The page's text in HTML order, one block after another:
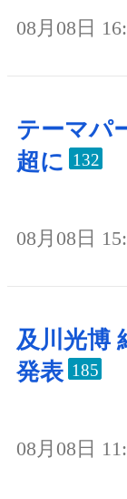
08月08日
テーマパ
超に 132
08月08日
及川光博
発表 185
08月08日